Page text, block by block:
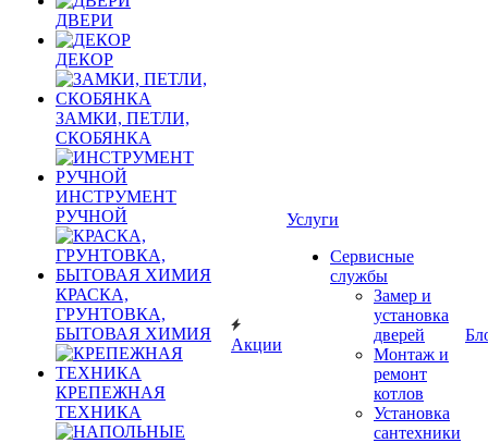
ДВЕРИ
ДЕКОР
ЗАМКИ, ПЕТЛИ,
СКОБЯНКА
ИНСТРУМЕНТ
РУЧНОЙ
КРАСКА,
ГРУНТОВКА,
БЫТОВАЯ ХИМИЯ
КРЕПЕЖНАЯ
ТЕХНИКА
Акции
Услуги
Сервисные
службы
Замер и
установка
дверей
Монтаж и
ремонт
котлов
Установка
сантехники